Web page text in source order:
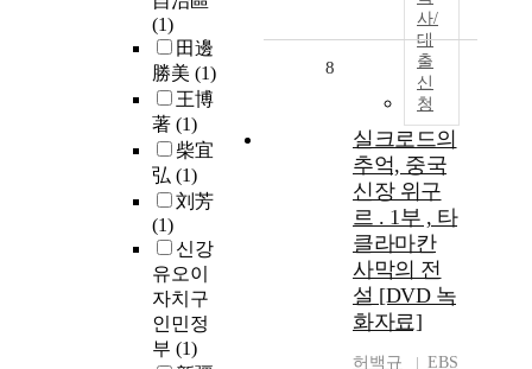
(1)
田邊
勝美 (1)
王博
著 (1)
柴宜
弘 (1)
刘芳
(1)
신강
유오이
자치구
인민정
부 (1)
사/
대
출
신
청
8
실크로드의
추억, 중국
신장 위구
르 . 1부 , 타
클라마칸
사막의 전
설 [DVD 녹
화자료]
허백규
EBS